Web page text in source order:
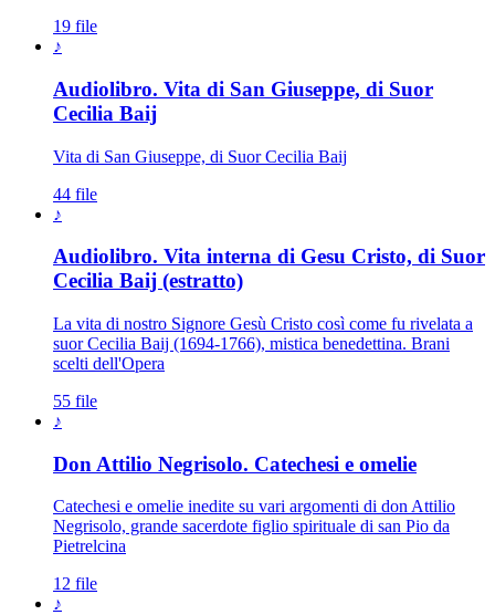
19 file
♪
Audiolibro. Vita di San Giuseppe, di Suor
Cecilia Baij
Vita di San Giuseppe, di Suor Cecilia Baij
44 file
♪
Audiolibro. Vita interna di Gesu Cristo, di Suor
Cecilia Baij (estratto)
La vita di nostro Signore Gesù Cristo così come fu rivelata a
suor Cecilia Baij (1694-1766), mistica benedettina. Brani
scelti dell'Opera
55 file
♪
Don Attilio Negrisolo. Catechesi e omelie
Catechesi e omelie inedite su vari argomenti di don Attilio
Negrisolo, grande sacerdote figlio spirituale di san Pio da
Pietrelcina
12 file
♪